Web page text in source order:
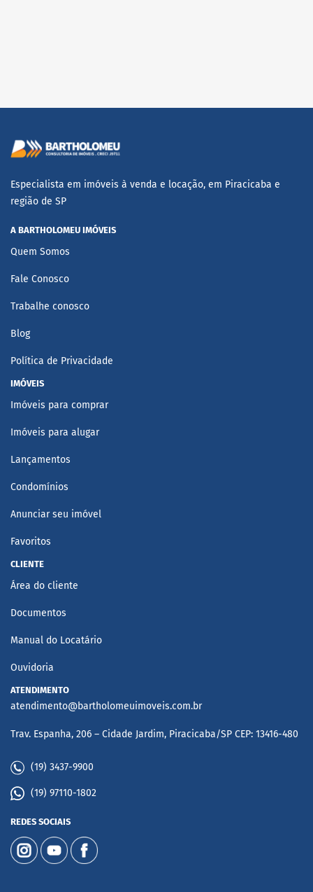
Especialista em imóveis à venda e locação, em Piracicaba e
região de SP
A BARTHOLOMEU IMÓVEIS
Quem Somos
Fale Conosco
Trabalhe conosco
Blog
Política de Privacidade
IMÓVEIS
Imóveis para comprar
Imóveis para alugar
Lançamentos
Condomínios
Anunciar seu imóvel
Favoritos
CLIENTE
Área do cliente
Documentos
Manual do Locatário
Ouvidoria
ATENDIMENTO
atendimento@bartholomeuimoveis.com.br
Trav. Espanha, 206 – Cidade Jardim, Piracicaba/SP CEP: 13416-480
(19) 3437-9900
(19) 97110-1802
REDES SOCIAIS